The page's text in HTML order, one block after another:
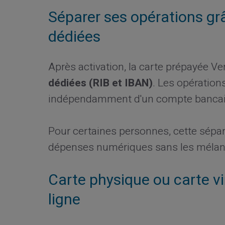
Séparer ses opérations
dédiées
Après activation, la carte prépayée
dédiées (RIB et IBAN). Les
indépendamment d'un compte
Pour certaines personnes, cette
dépenses numériques sans les
Carte physique ou carte
ligne